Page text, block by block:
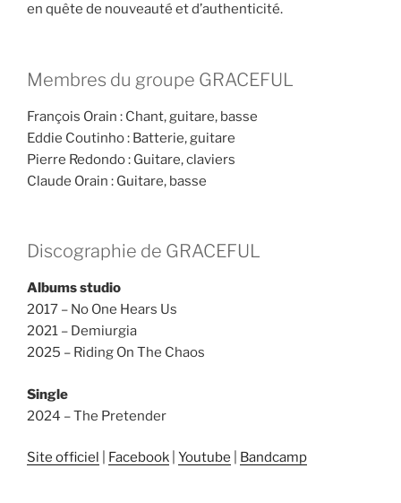
en quête de nouveauté et d’authenticité.
Membres du groupe GRACEFUL
François Orain : Chant, guitare, basse
Eddie Coutinho : Batterie, guitare
Pierre Redondo : Guitare, claviers
Claude Orain : Guitare, basse
Discographie de GRACEFUL
Albums studio
2017 – No One Hears Us
2021 – Demiurgia
2025 – Riding On The Chaos
Single
2024 – The Pretender
Site officiel Facebook Youtube Bandcamp